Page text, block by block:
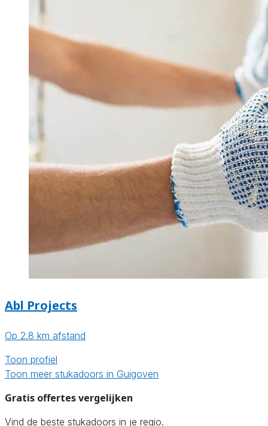
Abl Projects
Op 2.8 km afstand
Toon profiel
Toon meer stukadoors in Guigoven
Gratis offertes vergelijken
Vind de beste stukadoors in je regio.